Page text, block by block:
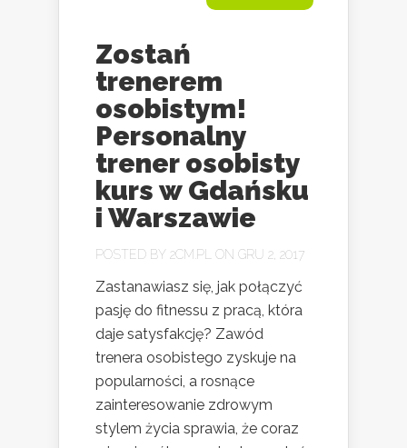
Zostań
trenerem
osobistym!
Personalny
trener osobisty
kurs w Gdańsku
i Warszawie
POSTED BY 2CM.PL ON GRU 2, 2017
Zastanawiasz się, jak połączyć
pasję do fitnessu z pracą, która
daje satysfakcję? Zawód
trenera osobistego zyskuje na
popularności, a rosnące
zainteresowanie zdrowym
stylem życia sprawia, że coraz